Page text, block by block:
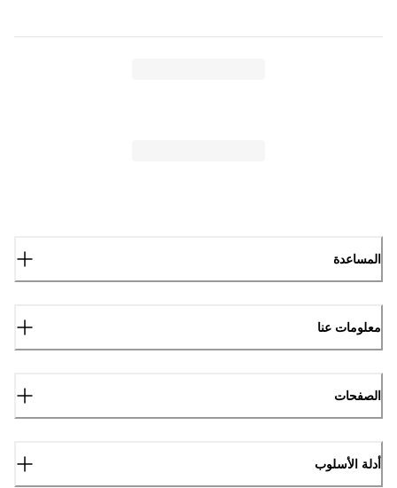
المساعدة
معلومات عنا
الصفحات
أدلة الأسلوب